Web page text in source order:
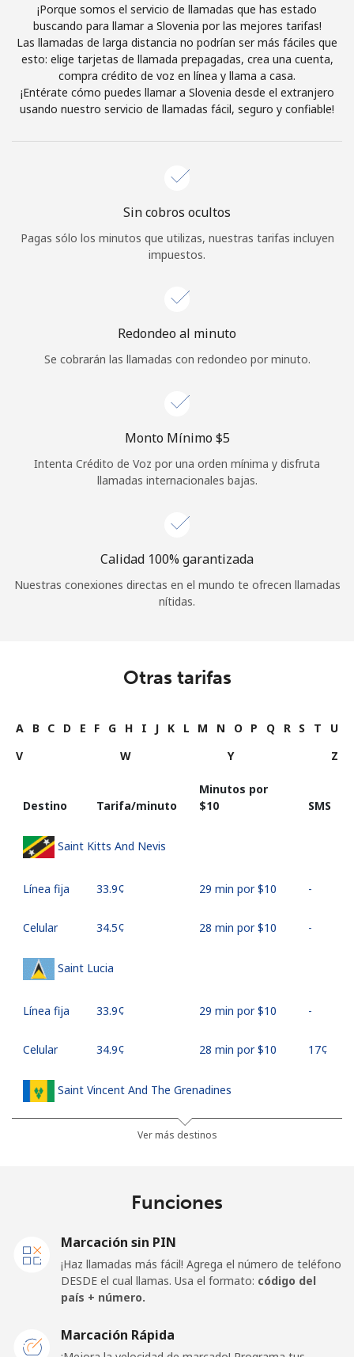
Únete
¡Hola!
Inicia sesión oREGÍSTRATE →
o
Continuar con
¡Porque somos el servicio de llamadas que has estado
buscando para llamar a Slovenia por las mejores tarifas!
Las llamadas de larga distancia no podrían ser más fáciles que
esto: elige tarjetas de llamada prepagadas, crea una cuenta,
compra crédito de voz en línea y llama a casa.
¡Entérate cómo puedes llamar a Slovenia desde el extranjero
usando nuestro servicio de llamadas fácil, seguro y confiable!
Sin cobros ocultos
Pagas sólo los minutos que utilizas, nuestras tarifas incluyen
impuestos.
Redondeo al minuto
Se cobrarán las llamadas con redondeo por minuto.
Monto Mínimo ⁦$5⁩
Intenta Crédito de Voz por una orden mínima y disfruta
llamadas internacionales bajas.
Calidad 100% garantizada
Nuestras conexiones directas en el mundo te ofrecen llamadas
nítidas.
Otras tarifas
A B C D E F G H I J K L M N O P Q R S T
U
V
W Y Z
Destino Tarifa/minuto
Minutos por
⁦$10⁩
SMS
Saint Kitts And Nevis
Línea fija ⁦33.9¢⁩ 29 min por ⁦$10⁩ -
Celular ⁦34.5¢⁩ 28 min por ⁦$10⁩ -
Saint Lucia
Línea fija ⁦33.9¢⁩ 29 min por ⁦$10⁩ -
Celular ⁦34.9¢⁩ 28 min por ⁦$10⁩ ⁦17¢⁩
Saint Vincent And The Grenadines
32 min por ⁦$10⁩
Línea fija
⁦133.9¢⁩
San Marino
Ver más destinos
Funciones
Marcación sin PIN
¡Haz llamadas más fácil! Agrega el número de teléfono
DESDE el cual llamas. Usa el formato: código del
país + número.
Marcación Rápida